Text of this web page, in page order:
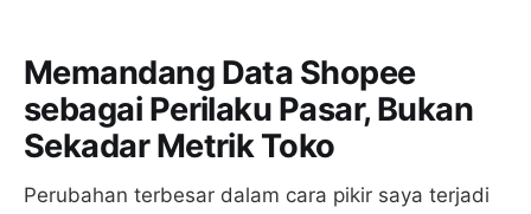
Memandang Data Shopee
sebagai Perilaku Pasar, Bukan
Sekadar Metrik Toko
Perubahan terbesar dalam cara pikir saya terjadi